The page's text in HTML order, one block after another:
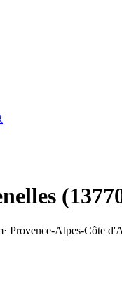
· Provence-Alpes-Côte